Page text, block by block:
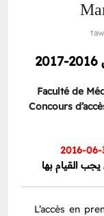
Faculté de
Concours
القيام بها
L’accès en